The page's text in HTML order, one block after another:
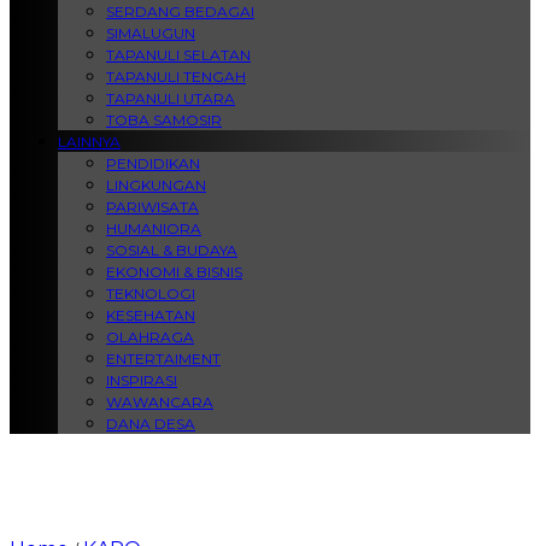
SERDANG BEDAGAI
SIMALUGUN
TAPANULI SELATAN
TAPANULI TENGAH
TAPANULI UTARA
TOBA SAMOSIR
LAINNYA
PENDIDIKAN
LINGKUNGAN
PARIWISATA
HUMANIORA
SOSIAL & BUDAYA
EKONOMI & BISNIS
TEKNOLOGI
KESEHATAN
OLAHRAGA
ENTERTAIMENT
INSPIRASI
WAWANCARA
DANA DESA